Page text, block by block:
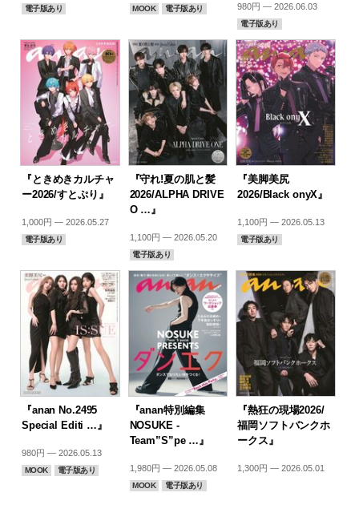
電子版あり MOOK 電子版あり 980円 — 2026.06.03
電子版あり
『ときめきカルチャ
ー2026/すとぷり』
1,000円 — 2026.05.27
電子版あり
『守れ!夏の肌と髪
2026/ALPHA DRIVE
O …』
1,100円 — 2026.05.20
電子版あり
『美脚美尻
2026/Black onyX』
1,100円 — 2026.05.13
電子版あり
『anan No.2495
Special Editi …』
980円 — 2026.05.13
MOOK 電子版あり
『anan特別編集
NOSUKE -
Team”S”pe …』
1,980円 — 2026.05.08
MOOK 電子版あり
『熱狂の現場2026/
福岡ソフトバンクホ
ークス』
1,300円 — 2026.05.01